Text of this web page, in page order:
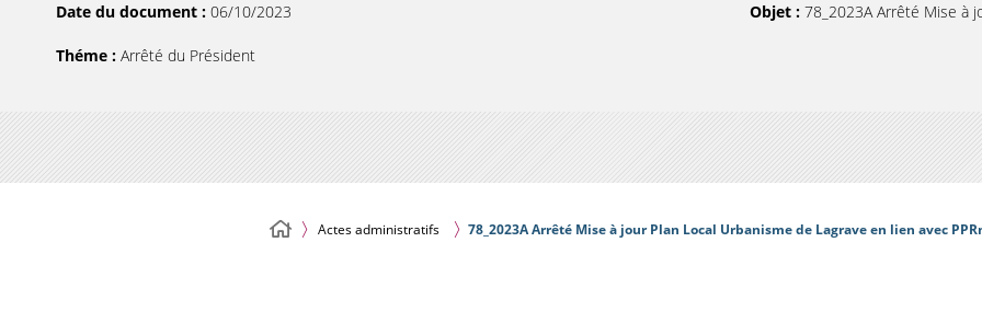
Date du document : 06/10/2023
Théme : Arrêté du Président
Objet : 78_2023A Arrêté Mise à
Actes administratifs 78_2023A Arrêté Mise à jour Plan Local Urbanisme de Lagrave en lien avec